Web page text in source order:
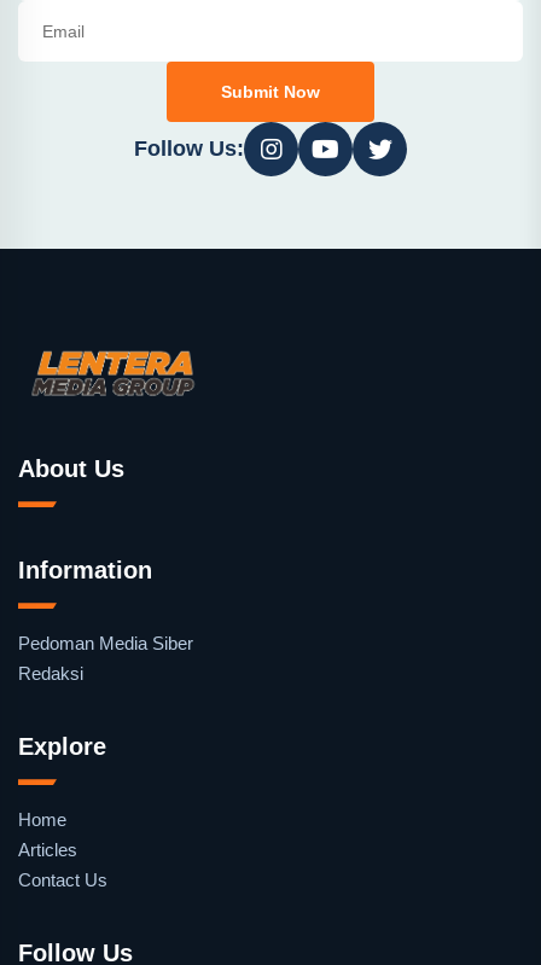
Submit Now
Follow Us:
About Us
Information
Pedoman Media Siber
Redaksi
Explore
Home
Articles
Contact Us
Follow Us